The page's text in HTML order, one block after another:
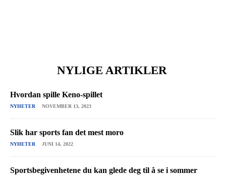
NYLIGE ARTIKLER
Hvordan spille Keno-spillet
NYHETER NOVEMBER 13, 2023
Slik har sports fan det mest moro
NYHETER JUNI 14, 2022
Sportsbegivenhetene du kan glede deg til å se i sommer